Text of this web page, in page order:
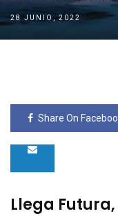
28 JUNIO, 2022
Share On
Llega